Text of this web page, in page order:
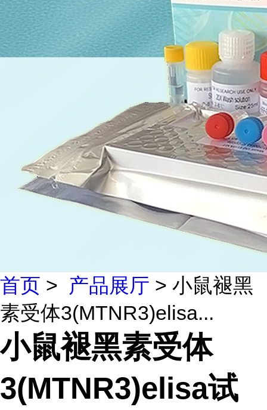
首页 > 产品展厅 > 小鼠褪黑
素受体3(MTNR3)elisa...
小鼠褪黑素受体
3(MTNR3)elisa试